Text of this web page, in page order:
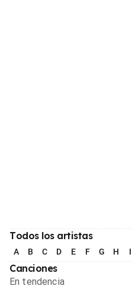
Todos los artistas
A B C D E F G H I
Canciones
En tendencia